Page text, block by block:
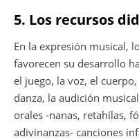
5. Los recursos
En la expresión musical,
favorecen su desarrollo
el juego, la voz, el
danza, la audición
orales -nanas, retahílas,
adivinanzas- canciones